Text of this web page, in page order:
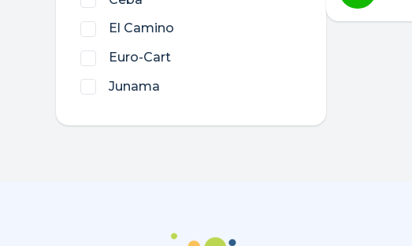
El Camino
Euro-Cart
Junama